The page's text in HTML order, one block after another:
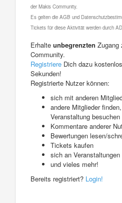
der Makis Community.
Es gelten die AGB und
Tickets für diese Aktivität werden durch
Erhalte unbegrenzten Zugang
Community.
Registriere Dich dazu
Sekunden!
Registrierte Nutzer können:
sich mit anderen
andere Mitglieder
Veranstaltung
Kommentare anderer
Bewertungen lesen/
Tickets kaufen
sich an Veranstaltungen
und vieles mehr!
Bereits registriert? Login!